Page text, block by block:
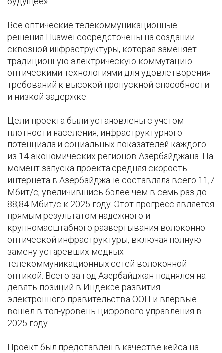
Все оптические телекоммуникационные
решения Huawei сосредоточены на создании
сквозной инфраструктуры, которая заменяет
традиционную электрическую коммутацию
оптическими технологиями для удовлетворения
требований к высокой пропускной способности
и низкой задержке.
Цели проекта были установлены с учетом
плотности населения, инфраструктурного
потенциала и социальных показателей каждого
из 14 экономических регионов Азербайджана. На
момент запуска проекта средняя скорость
интернета в Азербайджане составляла всего 11,7
Мбит/с, увеличившись более чем в семь раз до
88,84 Мбит/с к 2025 году. Этот прогресс является
прямым результатом надежного и
крупномасштабного развертывания волоконно-
оптической инфраструктуры, включая полную
замену устаревших медных
телекоммуникационных сетей волоконной
оптикой. Всего за год Азербайджан поднялся на
девять позиций в Индексе развития
электронного правительства ООН и впервые
вошел в топ-уровень цифрового управления в
2025 году.
Проект был представлен в качестве кейса на